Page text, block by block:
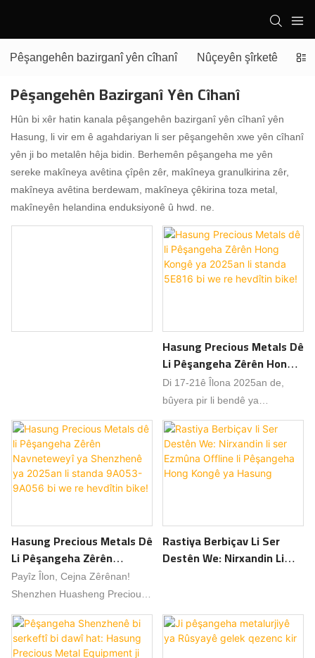
Pêşangehên bazirganî yên cîhanî Nûçeyên şîrketê
Pêşangehên Bazirganî Yên Cîhanî
Hûn bi xêr hatin kanala pêşangehên bazirganî yên cîhanî yên
Hasung, li vir em ê agahdariyan li ser pêşangehên xwe yên cîhanî
yên ji bo metalên hêja bidin. Berhemên pêşangeha me yên
sereke makîneya avêtina çîpên zêr, makîneya granulkirina zêr,
makîneya avêtina berdewam, makîneya çêkirina toza metal,
makîneyên helandina enduksiyonê û hwd. ne.
Hasung Precious Metals Dê
Li Pêşangeha Zêrên Hong
Kongê Ya 2025an Li Standa
5E816 Bi We Re Hevdîtin
Bike!
Di 17-21ê Îlona 2025an de,
bûyera pir li bendê ya
pîşesaziya zêrîngeriyê ya
cîhanî, Pêşangeha Zêrên
Navneteweyî ya Hong Kongê,
dê careke din dest pê bike!
hêja de, Shenzhen Hasung
Precious Metal Equipment
Technology Co., Ltd. dê
bi dilgermî xerîdar, hevkar û
hevkarên pîşesaziyê ji hundur û
Hasung Precious Metals Dê
Li Pêşangeha Zêrên
Navneteweyî Ya
Shenzhenê Ya 2025an Li
Standa 9A053-9A056 Bi We
Re Hevdîtin Bike!
Payîz Îlon, Cejna Zêrênan!
Shenzhen Huasheng Precious
Metal Equipment Technology
Co., Ltd. bi dilgermî we
vedixwîne ku hûn beşdarî
Rastiya Berbiçav Li Ser
Destên We: Nirxandin Li
Hasung